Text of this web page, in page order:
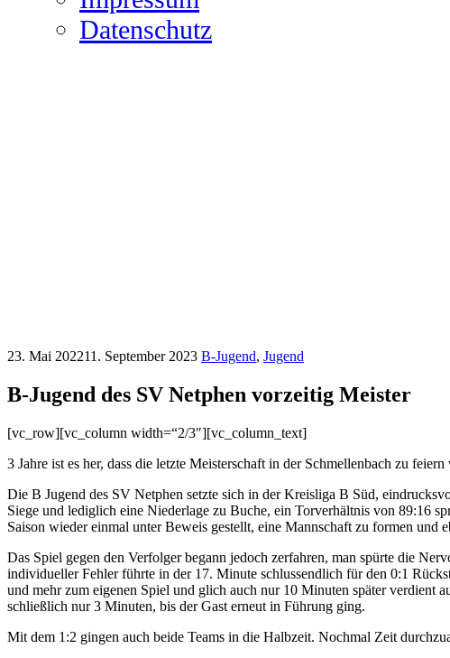
Datenschutz
23. Mai 202211. September 2023 B-Jugend, Jugend
B-Jugend des SV Netphen vorzeitig Meister
[vc_row][vc_column width=“2/3″][vc_column_text]
3 Jahre ist es her, dass die letzte Meisterschaft in der Schmellenbach zu
Die B Jugend des SV Netphen setzte sich in der Kreisliga B Süd,
Siege und lediglich eine Niederlage zu Buche, ein Torverhältnis von 89:16
Saison wieder einmal unter Beweis gestellt, eine Mannschaft zu formen und
Das Spiel gegen den Verfolger begann jedoch zerfahren, man spürte die
individueller Fehler führte in der 17. Minute schlussendlich für den 0:1
und mehr zum eigenen Spiel und glich auch nur 10 Minuten später verdient
schließlich nur 3 Minuten, bis der Gast erneut in Führung ging.
Mit dem 1:2 gingen auch beide Teams in die Halbzeit. Nochmal Zeit